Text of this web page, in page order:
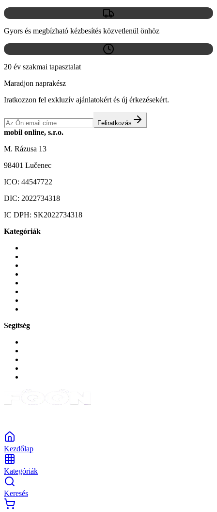
Gyors és megbízható kézbesítés közvetlenül önhöz
20 év szakmai tapasztalat
Maradjon naprakész
Iratkozzon fel exkluzív ajánlatokért és új érkezésekért.
Feliratkozás
mobil online, s.r.o.
M. Rázusa 13
98401 Lučenec
ICO: 44547722
DIC: 2022734318
IC DPH: SK2022734318
Kategóriák
Segítség
Kezdőlap
Kategóriák
Keresés